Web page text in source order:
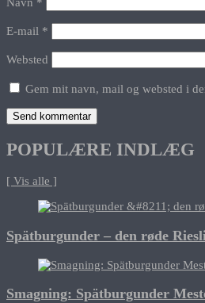
E-mail *
Websted
Gem mit navn, mail og websted i
POPULÆRE INDLÆG
[ Vis alle ]
Spätburgunder – den røde
Smagning: Spätburgunder